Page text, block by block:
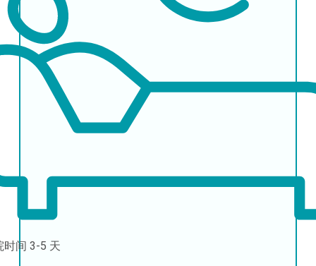
时间 3-5 天